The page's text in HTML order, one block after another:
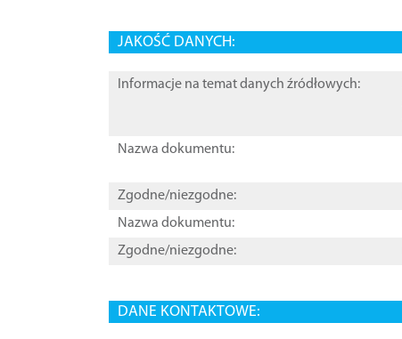
JAKOŚĆ DANYCH:
Informacje na temat danych źródłowych:
Nazwa dokumentu:
Zgodne/niezgodne:
Nazwa dokumentu:
Zgodne/niezgodne:
DANE KONTAKTOWE: